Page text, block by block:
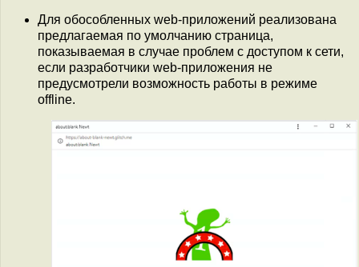
Для обособленных web-приложений реализована
предлагаемая по умолчанию страница,
показываемая в случае проблем с доступом к сети,
если разработчики web-приложения не
предусмотрели возможность работы в режиме
offline.